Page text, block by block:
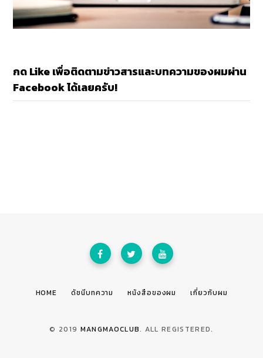
กด Like เพื่อติดตามข่าวสารและบทความของผมผ่าน
Facebook ได้เลยครับ!
HOME ดัชนีบทความ หนังสือของผม เกี่ยวกับผม
© 2019 MANGMAOCLUB. ALL REGISTERED.